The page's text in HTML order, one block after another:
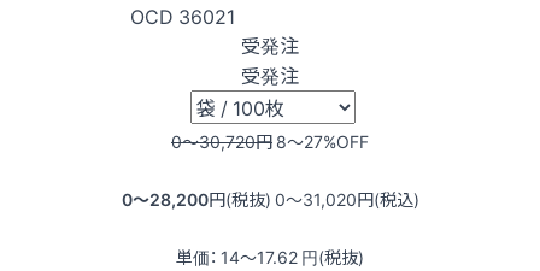
OCD 36021
受発注
受発注
0〜30,720円 8〜27%OFF
0〜28,200円(税抜) 0〜31,020円(税込)
単価： 14〜17.62 円(税抜)